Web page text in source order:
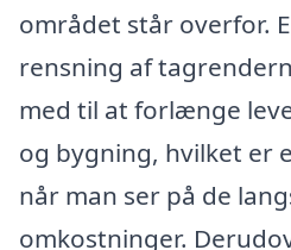
området står overfor.
rensning af
med til at forlænge
og bygning, hvilket er
når man ser på de
omkostninger.